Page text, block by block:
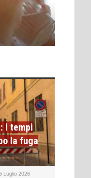
i tempi
la fuga
Luglio 2026